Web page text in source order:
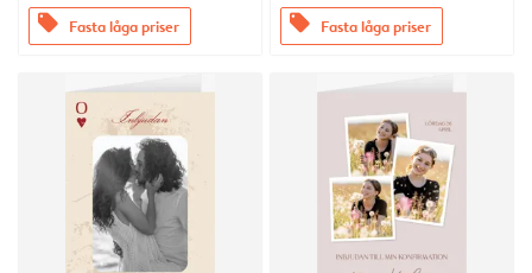
offers Fasta låga priser offers Fasta låga priser